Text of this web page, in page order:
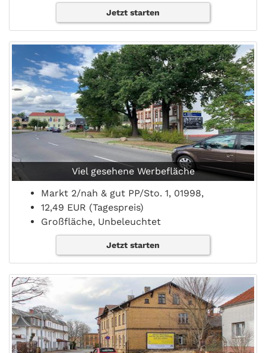
Jetzt starten
Viel gesehene Werbefläche
Markt 2/nah & gut PP/Sto. 1, 01998,
12,49 EUR (Tagespreis)
Großfläche, Unbeleuchtet
Jetzt starten